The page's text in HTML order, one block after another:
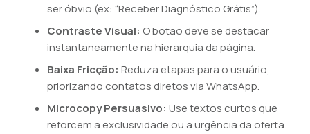
ser óbvio (ex: “Receber Diagnóstico Grátis”).
Contraste Visual: O botão deve se destacar
instantaneamente na hierarquia da página.
Baixa Fricção: Reduza etapas para o usuário,
priorizando contatos diretos via WhatsApp.
Microcopy Persuasivo: Use textos curtos que
reforcem a exclusividade ou a urgência da oferta.